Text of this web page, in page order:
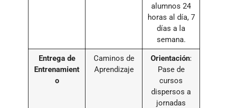
alumnos 24
horas al día, 7
días a la
semana.
Entrega de
Entrenamient
o
Caminos de
Aprendizaje
Orientación:
Pase de
cursos
dispersos a
jornadas